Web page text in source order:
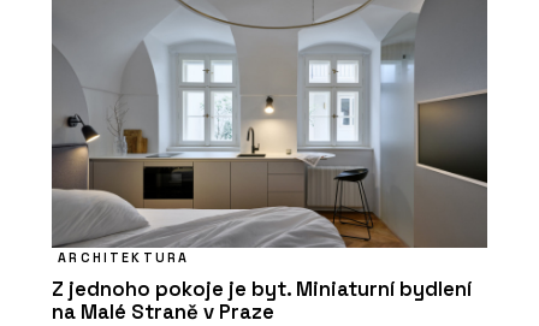
ARCHITEKTURA
Z jednoho pokoje je byt. Miniaturní bydlení
na Malé Straně v Praze